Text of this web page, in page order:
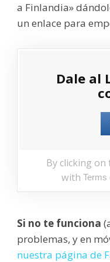
a Finlandia»
un enlace para
Dale al
By clicking
with Terms
Si no te funciona
problemas, y en
nuestra página de